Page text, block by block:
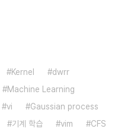
Kernel
dwrr
Machine Learning
vi
Gaussian process
기계 학습 vim CFS